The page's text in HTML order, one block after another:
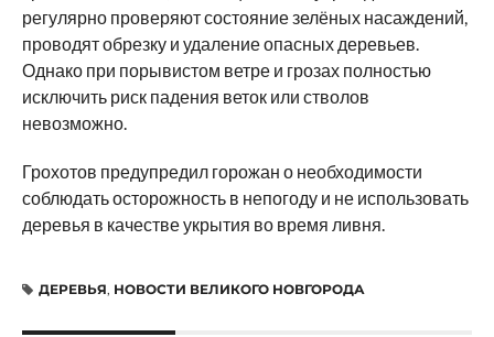
регулярно проверяют состояние зелёных насаждений,
проводят обрезку и удаление опасных деревьев.
Однако при порывистом ветре и грозах полностью
исключить риск падения веток или стволов
невозможно.
Грохотов предупредил горожан о необходимости
соблюдать осторожность в непогоду и не использовать
деревья в качестве укрытия во время ливня.
ДЕРЕВЬЯ, НОВОСТИ ВЕЛИКОГО НОВГОРОДА